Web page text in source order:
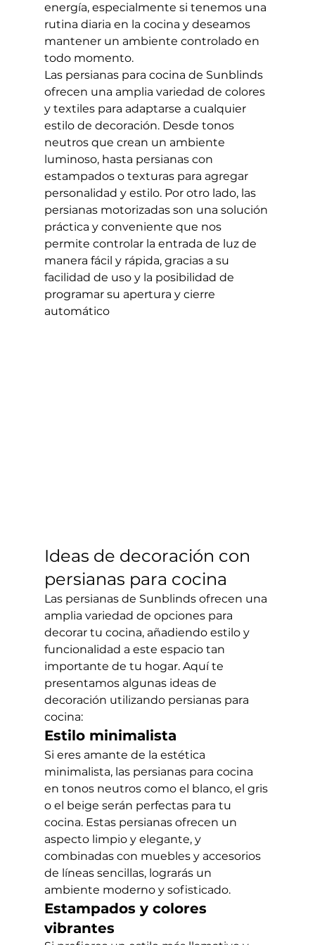
energía, especialmente si tenemos una
rutina diaria en la cocina y deseamos
mantener un ambiente controlado en
todo momento.
Las persianas para cocina de Sunblinds
ofrecen una amplia variedad de colores
y textiles para adaptarse a cualquier
estilo de decoración. Desde tonos
neutros que crean un ambiente
luminoso, hasta persianas con
estampados o texturas para agregar
personalidad y estilo. Por otro lado, las
persianas motorizadas son una solución
práctica y conveniente que nos
permite controlar la entrada de luz de
manera fácil y rápida, gracias a su
facilidad de uso y la posibilidad de
programar su apertura y cierre
automático
Ideas de decoración con
persianas para cocina
Las persianas de Sunblinds ofrecen una
amplia variedad de opciones para
decorar tu cocina, añadiendo estilo y
funcionalidad a este espacio tan
importante de tu hogar. Aquí te
presentamos algunas ideas de
decoración utilizando persianas para
cocina:
Estilo minimalista
Si eres amante de la estética
minimalista, las persianas para cocina
en tonos neutros como el blanco, el gris
o el beige serán perfectas para tu
cocina. Estas persianas ofrecen un
aspecto limpio y elegante, y
combinadas con muebles y accesorios
de líneas sencillas, lograrás un
ambiente moderno y sofisticado.
Estampados y colores
vibrantes